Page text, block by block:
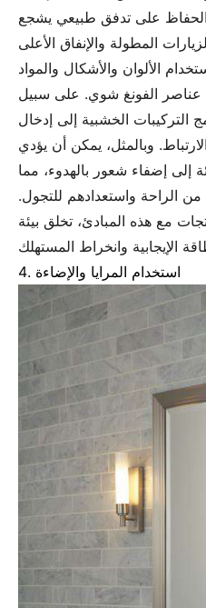
على تدفق طبيعي يشجع
الألوان والأشكال والمواد
الفونغ شوي. على سبيل
التركيبات الخشبية إلى إدخال
وبالمثل، يمكن أن يؤدي
إلى إضفاء شعور بالهدوء، مما
الراحة واستعدادهم للتجول.
مع هذه المبادئ، تخلق بيئة
4. استخدام المرايا والإضاءة